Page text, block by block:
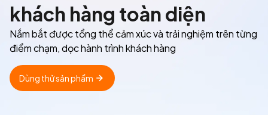
khách hàng toàn diện
Nắm bắt được tổng thể cảm xúc và trải nghiệm trên từng
điểm chạm, dọc hành trình khách hàng
Dùng thử sản phẩm